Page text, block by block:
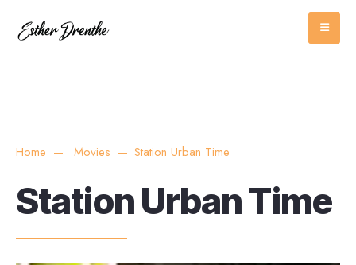
Home Movies Station Urban Time
Station Urban Time